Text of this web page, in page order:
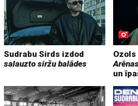
Sudrabu Sirds izdod
salauzto siržu balādes
un